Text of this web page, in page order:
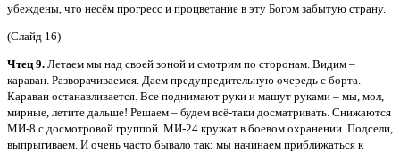
убеждены, что несём прогресс и процветание в эту Богом забытую страну.
(Слайд 16)
Чтец 9. Летаем мы над своей зоной и смотрим по сторонам. Видим –
караван. Разворачиваемся. Даем предупредительную очередь с борта.
Караван останавливается. Все поднимают руки и машут руками – мы, мол,
мирные, летите дальше! Решаем – будем всё-таки досматривать. Снижаются
МИ-8 с досмотровой группой. МИ-24 кружат в боевом охранении. Подсели,
выпрыгиваем. И очень часто бывало так: мы начинаем приближаться к